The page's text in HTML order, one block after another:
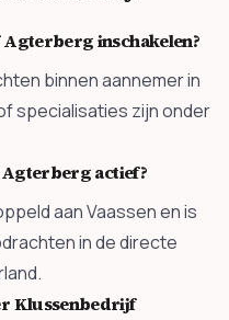
inschakelen?
binnen aannemer in
specialisaties zijn onder
actief?
aan Vaassen en is
in de directe
Klussenbedrijf